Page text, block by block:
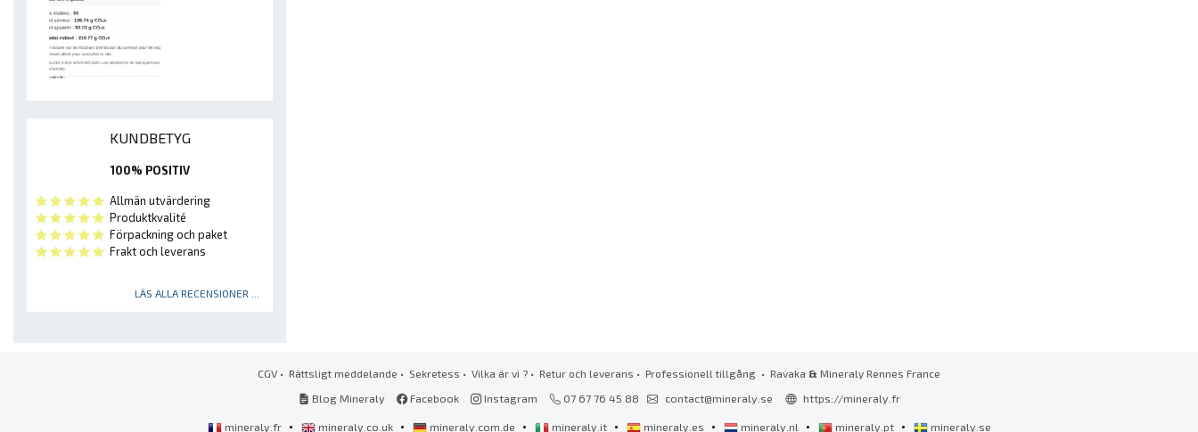
KUNDBETYG
100% POSITIV
Allmän utvärdering
Produktkvalité
Förpackning och paket
Frakt och leverans
LÄS ALLA RECENSIONER ...
CGV • Rättsligt meddelande • Sekretess • Vilka är vi ? • Retur och leverans • Professionell tillgång • Ravaka & Mineraly Rennes France
Blog Mineraly
Facebook Instagram 07 67 76 45 88 contact@mineraly.se https://mineraly.fr
mineraly.fr • mineraly.co.uk • mineraly.com.de • mineraly.it • mineraly.es • mineraly.nl • mineraly.pt • mineraly.se